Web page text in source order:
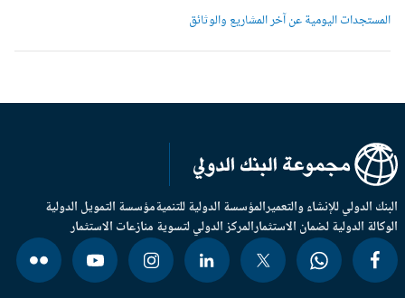
المستجدات اليومية عن آخر المشاريع والوثائق
الدولي للإنشاء والتعميرالمؤسسة الدولية للتنميةمؤسسة التمويل الدولية
الدولية لضمان الاستثمارالمركز الدولي لتسوية منازعات الاستثمار